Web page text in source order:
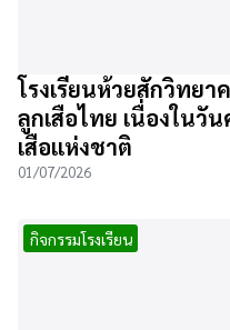
โรงเรียนห้วยสักวิทย
ลูกเสือไทย เนื่องใน
เสือแห่งชาติ
01/07/2026
กิจกรรมโรงเรียน